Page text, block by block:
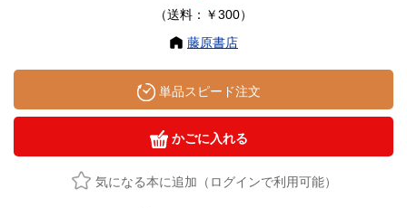
（送料：￥300）
藤原書店
単品スピード注文
かごに入れる
気になる本に追加（ログインで利用可能）